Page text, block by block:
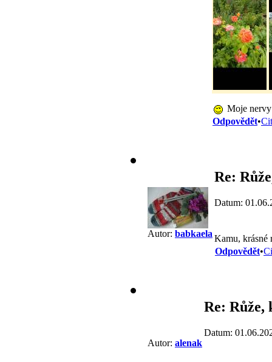
Moje
Odpovědět•
Autor: babkaela
Re:
Datum:
Kamu, krásné
Odpovědět•
Autor: alenak
Re: Růže,
Datum: